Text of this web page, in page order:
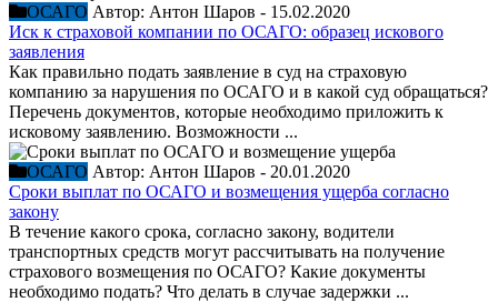
ОСАГО Автор: Антон Шаров - 15.02.2020
Иск к страховой компании по ОСАГО: образец искового
заявления
Как правильно подать заявление в суд на страховую
компанию за нарушения по ОСАГО и в какой суд обращаться?
Перечень документов, которые необходимо приложить к
исковому заявлению. Возможности ...
ОСАГО Автор: Антон Шаров - 20.01.2020
Сроки выплат по ОСАГО и возмещения ущерба согласно
закону
В течение какого срока, согласно закону, водители
транспортных средств могут рассчитывать на получение
страхового возмещения по ОСАГО? Какие документы
необходимо подать? Что делать в случае задержки ...